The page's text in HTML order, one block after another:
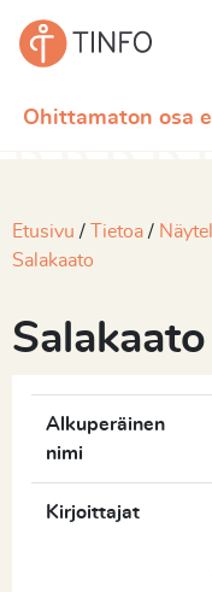
Ohittamaton osa
Etusivu Tietoa
Salakaato
Salakaato
Alkuperäinen
nimi
Kirjoittajat